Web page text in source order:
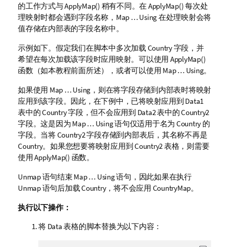
的工作方式与ApplyMap() 稍有不同。在 ApplyMap()每次处
理映射时都会遇到字段名称， Map … Using在处理映射会将
值存储在内部表的字段名称中。
示例如下。假定我们在脚本中多次加载 Country字段，并
希望在每次加载该字段时应用映射。可以使用 ApplyMap()
函数（如本教程前面所述），或者可以使用 Map … Using。
如果使用 Map … Using ，则在将字段存储到内部表时将映射
应用到该字段。因此，在下例中，已将映射应用到 Data1
表中的Country字段，但不会应用到 Data2表中的Country2
字段。这是因为 Map … Using语句仅适用于名为 Country 的
字段。当将Country2字段存储到内部表后，其名称不再是
Country。如果您想要将映射应用到Country2表格，则需要
使用ApplyMap() 函数。
Unmap语句结束 Map … Using语句，因此如果在执行
Unmap语句后加载Country，将不会应用 CountryMap。
执行以下操作：
将 Data表格的脚本替换为以下内容：